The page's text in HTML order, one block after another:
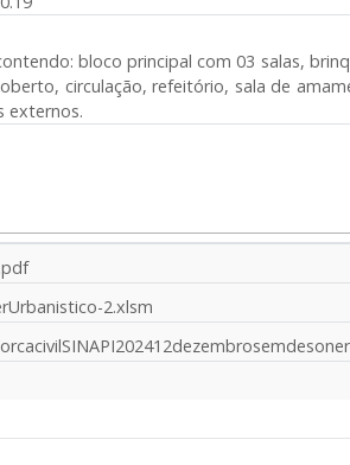
bloco principal com 03 salas,
circulação, refeitório, sala de
externos.
2.xlsm